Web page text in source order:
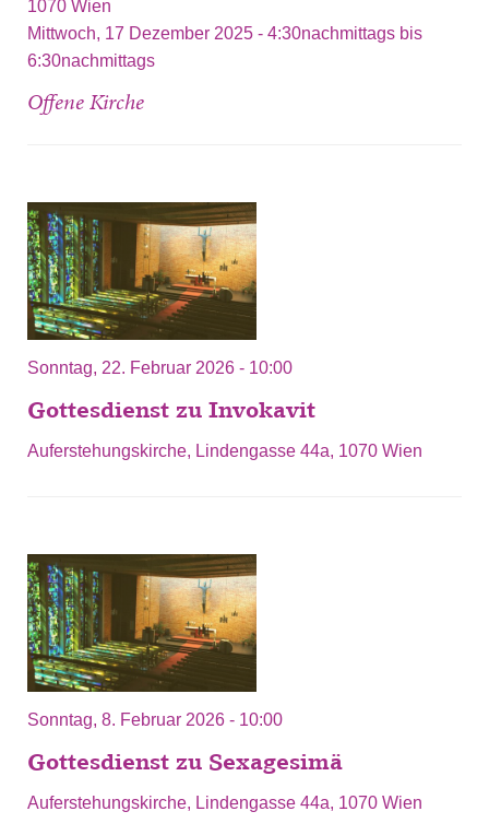
1070 Wien
Mittwoch, 17 Dezember 2025 - 4:30nachmittags bis
6:30nachmittags
Offene Kirche
Sonntag, 22. Februar 2026 - 10:00
Gottesdienst zu Invokavit
Auferstehungskirche, Lindengasse 44a, 1070 Wien
Sonntag, 8. Februar 2026 - 10:00
Gottesdienst zu Sexagesimä
Auferstehungskirche, Lindengasse 44a, 1070 Wien